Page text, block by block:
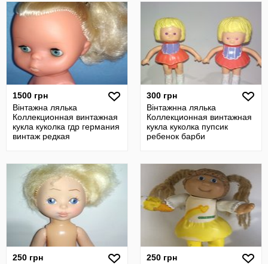
1500 грн
Вінтажна лялька
Коллекционная винтажная
кукла куколка гдр германия
винтаж редкая
300 грн
Вінтажнна лялька
Коллекционная винтажная
кукла куколка пупсик
ребенок барби
250 грн
250 грн